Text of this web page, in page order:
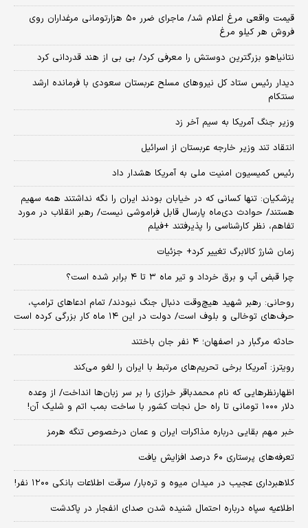
قیمت واقعی مرغ اعلام شد/ ماجرای ضرر ۵۰ هزارتومانی مرغداران روی
فروش هر کیلو مرغ
نتانیاهو بزرگترین دوستش را معرفی کرد/ بی بی از هند قدردانی کرد
دیدار رئیس ستاد کل نیروهای مسلح عربستان سعودی با فرمانده ارشد
سنتکام
وزیر جنگ آمریکا به سیم آخر زد
انتقاد تند وزیر خارجه عربستان از اسرائیل
رئیس کمیسیون امنیت ملی به آمریکا هشدار داد
پزشکیان: تنها کسانی که در خیابان بودند ایران را نگه نداشتند همه سهیم
هستند/ حوادث دی‌ماه پارسال قابل فراموشی نیست/ رهبر انقلاب در مورد
تفاهم، نظر کارشناسی را پذیرفتند +فیلم
زمان شارژ کالابرگ تغییر کرد+ جزئیات
چرا قبض آب و برق خرداد و تیر ماه ۳ تا ۴ برابر شده است؟
روحانی: رهبر شهید هیچ‌وقت دنبال جنگ نبودند/ تمام ادعاهای ترامپ،
حرف‌های توخالی و بلوف است/ دولت در این ۱۴ ماه کار بزرگی کرده است
حادثه مرگبار در اصفهان؛ ۴ نفر جان باختند
رویترز: آمریکا برخی تحریم‌های مرتبط با ایران را لغو می‌کند
اظهارنظرهایی که نام محمدباقر خرازی را بر سر زبان‌ها انداخت/ از وعده
دلار ۱۰۰۰ تومانی تا راه حل نجات کشور با ساخت بمب اتم و شلیک آن!
خبر مهم بقایی درباره مذاکرات ایران و عمان درخصوص تنگه هرمز
تعرفه‌های پرستاری ۶۰ درصد افزایش یافت
کلاهبرداری عجیب در میدان میوه و تره‌بار/ سرقت اطلاعات بانکی ۱۲۰۰ نفر!
اطلاعیه سپاه درباره احتمال شنیده شدن صدای انفجار در پاکدشت